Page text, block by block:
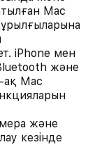
Mac
iPhone мен
және
ақ Mac
және
кезінде